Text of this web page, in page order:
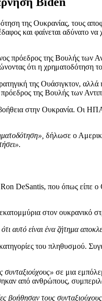
της Ουκρανίας, τους
και φαίνεται αδύνατο
πρόεδρος της Βουλής των
ότι η χρηματοδότηση
της Ουάσιγκτον,
της Βουλής των
στην Ουκρανία. Οι
δήλωσε ο
DeSantis, που όπως είπε
στον ουκρανικό
αυτό είναι ένα ζήτημα
του πληθυσμού.
συνταξιούχους» σε μια
από ανθρώπους,
βοήθησαν τους